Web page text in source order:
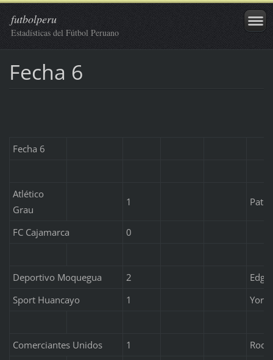
futbolperu
Estadísticas del Fútbol Peruano
Fecha 6
Fecha 6
Atlético
Grau
1
FC Cajamarca 0
Deportivo Moquegua 2
Sport Huancayo
1
Comerciantes Unidos 1